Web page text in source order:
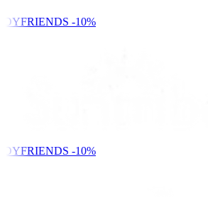
-10%
-10%